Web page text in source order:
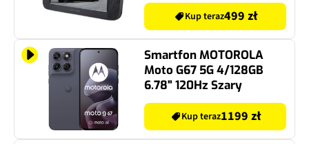
Kup teraz499 zł
Smartfon MOTOROLA
Moto G67 5G 4/128GB
6.78" 120Hz Szary
Kup teraz1199 zł